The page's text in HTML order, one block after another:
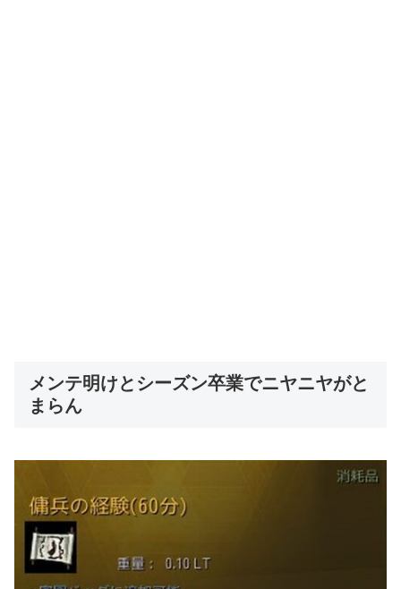
メンテ明けとシーズン卒業でニヤニヤがと
まらん